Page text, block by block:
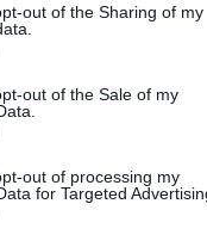
visit or usage
to Google and its
below specified
out of the Sharing of my
out of the Sale of my
out of processing my
for Targeted
létrejött program
közötti